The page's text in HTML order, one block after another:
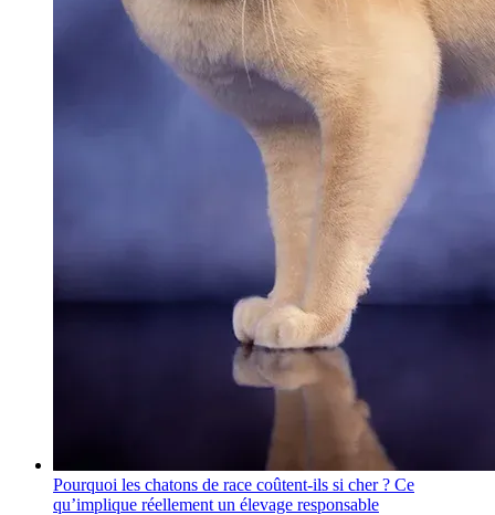
Pourquoi les chatons de race coûtent-ils si cher ? Ce
qu’implique réellement un élevage responsable